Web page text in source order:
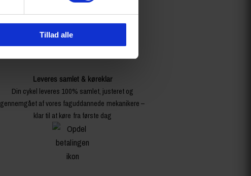
Tillad alle
Leveres samlet & køreklar
Din cykel leveres 100% samlet, justeret og
gennemgået af vores faguddannede mekanikere –
klar til at køre fra første dag